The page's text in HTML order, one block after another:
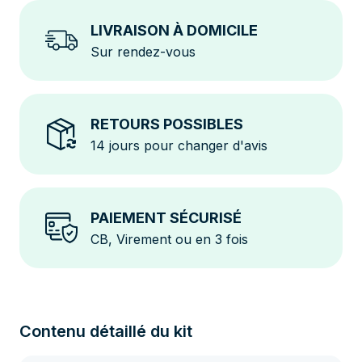
LIVRAISON À DOMICILE
Sur rendez-vous
RETOURS POSSIBLES
14 jours pour changer d'avis
PAIEMENT SÉCURISÉ
CB, Virement ou en 3 fois
Contenu détaillé du kit